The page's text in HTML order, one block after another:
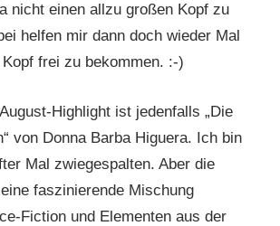
nicht einen allzu großen Kopf zu
helfen mir dann doch wieder Mal
frei zu bekommen. :-)
Highlight ist jedenfalls „Die
von Donna Barba Higuera. Ich bin
Mal zwiegespalten. Aber die
faszinierende Mischung
Fiction und Elementen aus der